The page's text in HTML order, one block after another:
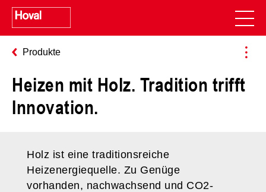
Produkte
Heizen mit Holz. Tradition trifft
Innovation.
Holz ist eine traditionsreiche
Heizenergiequelle. Zu Genüge
vorhanden, nachwachsend und CO2-